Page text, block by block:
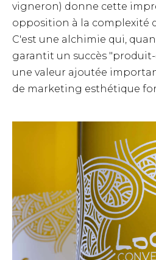
vigneron) donne cette
opposition à la complexité
C'est une alchimie qui,
garantit un succès
une valeur ajoutée
de marketing esthétique